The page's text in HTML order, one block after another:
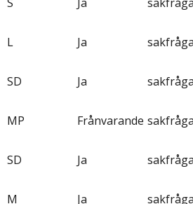
L Ja
SD Ja
MP Frånvarande
SD Ja
M Ja